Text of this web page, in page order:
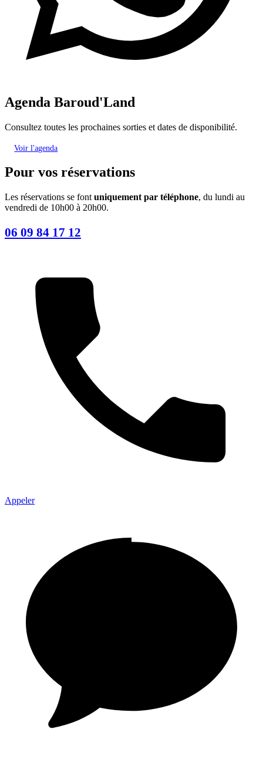
Agenda Baroud'Land
Consultez toutes les prochaines sorties et dates de disponibilité.
Voir l'agenda
Pour vos réservations
Les réservations se font uniquement par téléphone, du lundi au
vendredi de 10h00 à 20h00.
06 09 84 17 12
Appeler